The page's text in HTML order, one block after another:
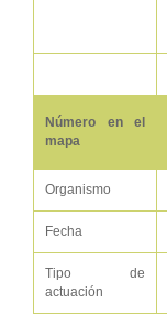
Número en el
mapa
Organismo
Fecha
Tipo de
actuación